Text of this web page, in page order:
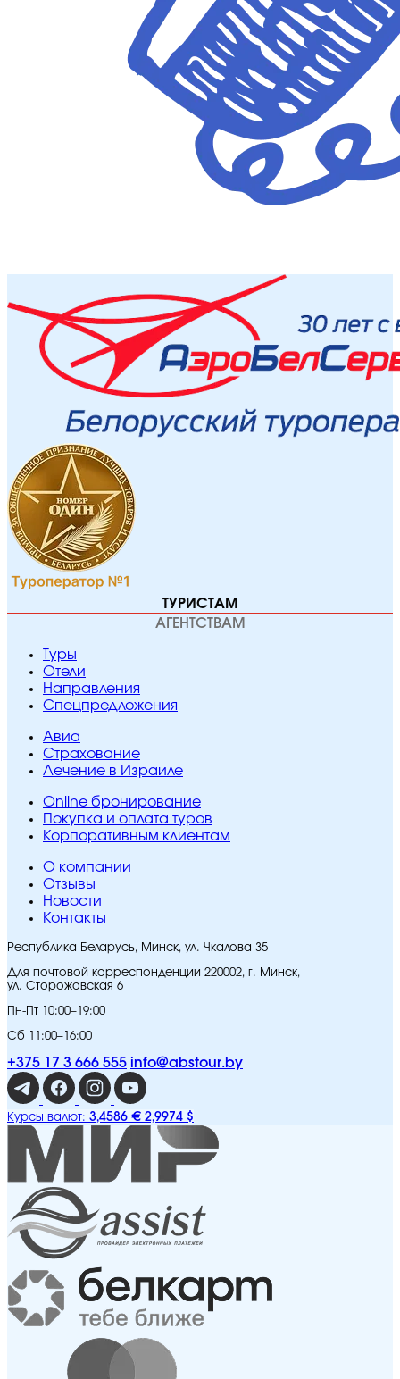
ТУРИСТАМ
АГЕНТСТВАМ
Туры
Отели
Направления
Спецпредложения
Авиа
Страхование
Лечение в Израиле
Online бронирование
Покупка и оплата туров
Корпоративным клиентам
O компании
Отзывы
Новости
Контакты
Республика Беларусь, Минск, ул. Чкалова 35
Для почтовой корреспонденции 220002, г. Минск,
ул. Сторожовская 6
Пн-Пт 10:00–19:00
Сб 11:00–16:00
+375 17 3 666 555 info@abstour.by
Курсы валют: 3,4586 € 2,9974 $